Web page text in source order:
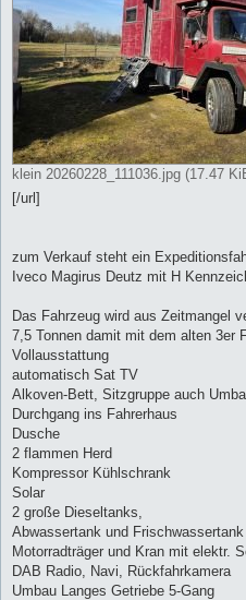
klein 20260228_111036.jpg (17.47
[/url]
zum Verkauf steht ein
Iveco Magirus Deutz mit H
Das Fahrzeug wird aus Zeitmangel
7,5 Tonnen damit mit dem alten 3er
Vollausstattung
automatisch Sat TV
Alkoven-Bett, Sitzgruppe auch
Durchgang ins Fahrerhaus
Dusche
2 flammen Herd
Kompressor Kühlschrank
Solar
2 große Dieseltanks,
Abwassertank und Frischwassertank
Motorradträger und Kran mit elektr.
DAB Radio, Navi, Rückfahrkamera
Umbau Langes Getriebe 5-Gang